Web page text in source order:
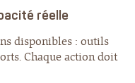
réelle
disponibles : outils
Chaque action doit